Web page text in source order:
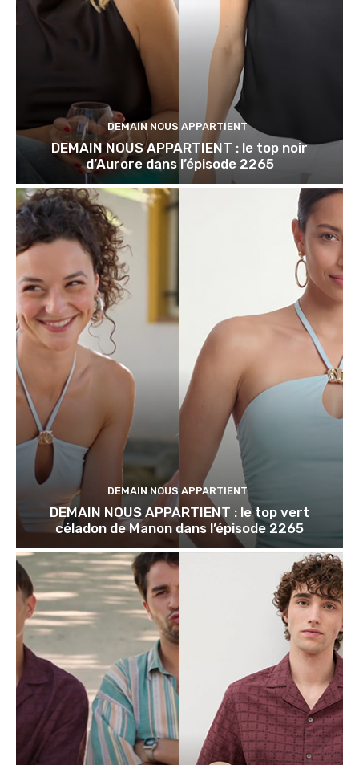
DEMAIN NOUS APPARTIENT
DEMAIN NOUS APPARTIENT : le top noir
d’Aurore dans l’épisode 2265
DEMAIN NOUS APPARTIENT
DEMAIN NOUS APPARTIENT : le top vert
céladon de Manon dans l’épisode 2265